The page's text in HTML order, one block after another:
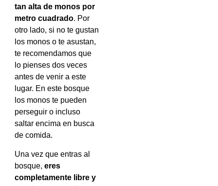
tan alta de monos por
metro cuadrado. Por
otro lado, si no te gustan
los monos o te asustan,
te recomendamos que
lo pienses dos veces
antes de venir a este
lugar. En este bosque
los monos te pueden
perseguir o incluso
saltar encima en busca
de comida.
Una vez que entras al
bosque, eres
completamente libre y